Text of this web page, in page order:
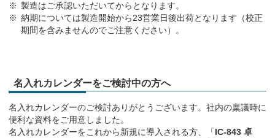
製造はご承認いただいてからとなります。
納期については製造開始から23営業日後出荷となります（校正
期間を含みませんのでご注意ください）。
名入れカレンダーをご検討中の方へ
名入れカレンダーのご検討ありがとうございます。社内の稟議時に
便利な資料をご用意しました。
名入れカレンダーをこれから新規に導入される方、「IC-843 卓